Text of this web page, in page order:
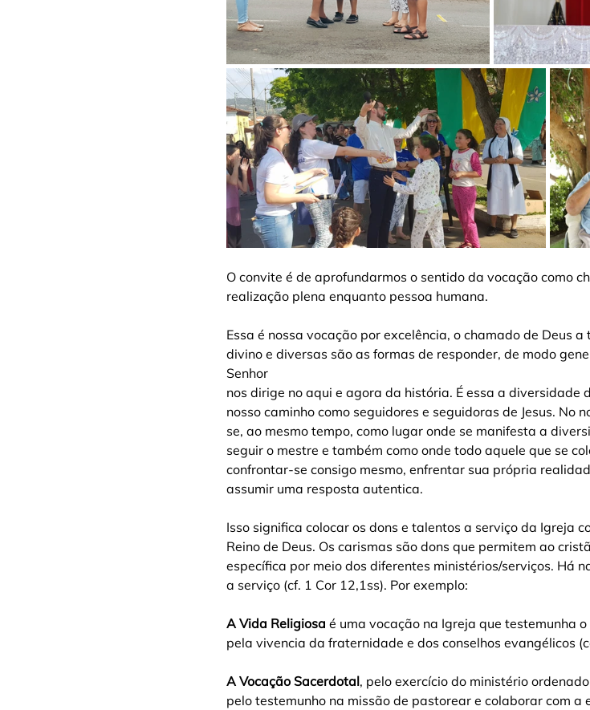
O convite é de aprofundarmos o sentido da vocação como
realização plena enquanto pessoa humana.
Essa é nossa vocação por excelência, o chamado de Deus
divino e diversas são as formas de responder, de modo
Senhor
nos dirige no aqui e agora da história. É essa a diversidade
nosso caminho como seguidores e seguidoras de Jesus. No
se, ao mesmo tempo, como lugar onde se manifesta a
seguir o mestre e também como onde todo aquele que se
confrontar-se consigo mesmo, enfrentar sua própria
assumir uma resposta autentica.
Isso significa colocar os dons e talentos a serviço da Igreja
Reino de Deus. Os carismas são dons que permitem ao
específica por meio dos diferentes ministérios/serviços. Há
a serviço (cf. 1 Cor 12,1ss). Por exemplo:
A Vida Religiosa é uma vocação na Igreja que testemunha
pela vivencia da fraternidade e dos conselhos evangélicos
A Vocação Sacerdotal, pelo exercício do ministério
pelo testemunho na missão de pastorear e colaborar com a